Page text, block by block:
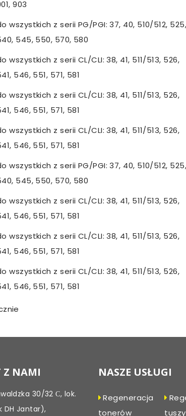
903
wszystkich z serii PG/PGI: 37, 40, 510/512, 525,
545, 550, 570, 580
wszystkich z serii CL/CLI: 38, 41, 511/513, 526,
546, 551, 571, 581
wszystkich z serii CL/CLI: 38, 41, 511/513, 526,
546, 551, 571, 581
wszystkich z serii CL/CLI: 38, 41, 511/513, 526,
546, 551, 571, 581
wszystkich z serii PG/PGI: 37, 40, 510/512, 525,
545, 550, 570, 580
wszystkich z serii CL/CLI: 38, 41, 511/513, 526,
546, 551, 571, 581
wszystkich z serii CL/CLI: 38, 41, 511/513, 526,
546, 551, 571, 581
wszystkich z serii CL/CLI: 38, 41, 511/513, 526,
546, 551, 571, 581
Z NAMI
30/32 С, lok.
DH Jantar),
NASZE USŁUGI
Regeneracja
tonerów
tuszy